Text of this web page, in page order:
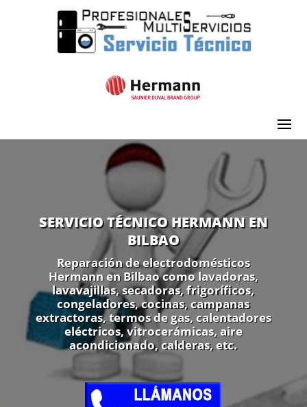
SERVICIO TÉCNICO HERMANN EN
BILBAO
Reparación de electrodomésticos
Hermann en Bilbao como lavadoras,
lavavajillas, secadoras, frigoríficos,
congeladores, cocinas, campanas
extractoras, termos de gas, calentadores
eléctricos, vitrocerámicas, aire
acondicionado, calderas, etc.